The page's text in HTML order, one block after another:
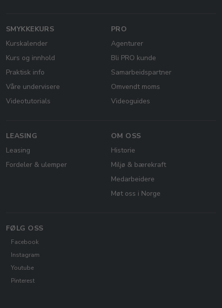
SMYKKEKURS
Kurskalender
Kurs og innhold
Praktisk info
Våre undervisere
Videotutorials
PRO
Agenturer
Bli PRO kunde
Samarbeidspartner
Omvendt moms
Videoguides
LEASING
Leasing
Fordeler & ulemper
OM OSS
Historie
Miljø & bærekraft
Medarbeidere
Møt oss i Norge
FØLG OSS
Facebook
Instagram
Youtube
Pinterest